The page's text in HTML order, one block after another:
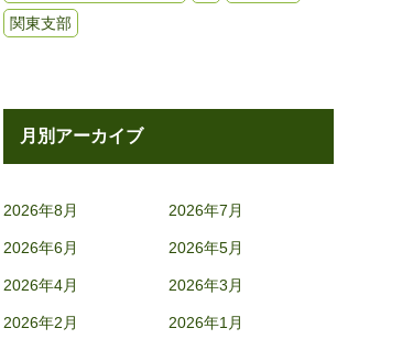
関東支部
月別アーカイブ
2026年8月 2026年7月
2026年6月 2026年5月
2026年4月 2026年3月
2026年2月 2026年1月